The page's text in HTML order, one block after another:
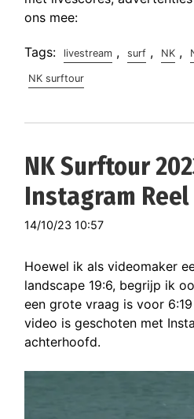
ons mee:
Tags: livestream , surf , NK ,
NK surftour
NK Surftour
Instagram Reel
14/10/23 10:57
Hoewel ik als videomaker
landscape 19:6, begrijp ik
een grote vraag is voor
video is geschoten met
achterhoofd.